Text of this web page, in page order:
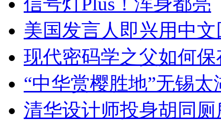
美国发言人即兴用中
现代密码学之父如何
“中华赏樱胜地”无锡
清华设计师投身胡同